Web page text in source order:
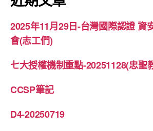
字:
2025年11月29日-台灣國際認證 資
會(志工們)
七大授權機制重點-20251128(忠聖
CCSP筆記
D4-20250719